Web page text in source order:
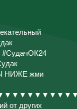
#СудачОК24
НИЖЕ жми
от других